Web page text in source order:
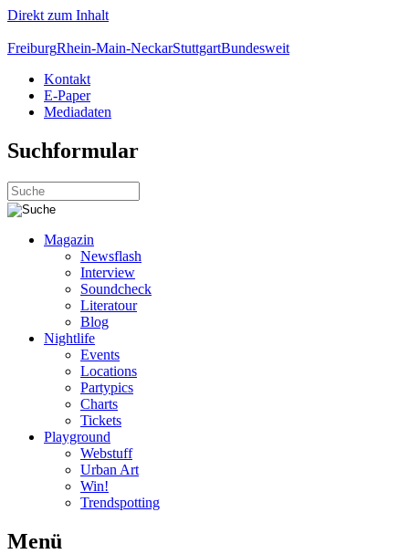
Direkt zum Inhalt
FreiburgRhein-Main-NeckarStuttgartBundesweit
Kontakt
E-Paper
Mediadaten
Suchformular
Magazin
Newsflash
Interview
Soundcheck
Literatour
Blog
Nightlife
Events
Locations
Partypics
Charts
Tickets
Playground
Webstuff
Urban Art
Win!
Trendspotting
Menü